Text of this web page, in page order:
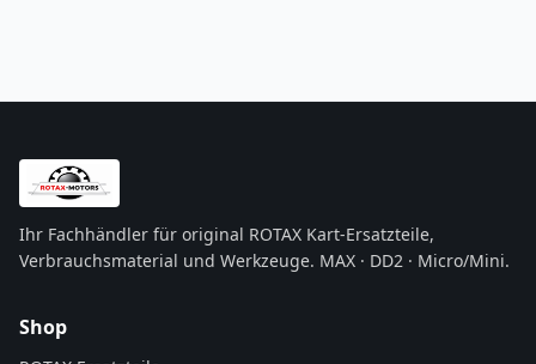
Ihr Fachhändler für original ROTAX Kart-Ersatzteile,
Verbrauchsmaterial und Werkzeuge. MAX · DD2 · Micro/Mini.
Shop